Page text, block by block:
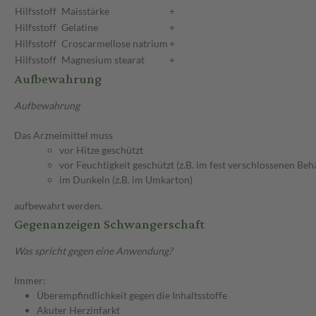
Hilfsstoff Maisstärke
+
Hilfsstoff Gelatine
+
Hilfsstoff Croscarmellose natrium +
Hilfsstoff Magnesium stearat +
Aufbewahrung
Aufbewahrung
Das Arzneimittel muss
vor Hitze geschützt
vor Feuchtigkeit geschützt (z.B. im fest verschlossenen
im Dunkeln (z.B. im Umkarton)
aufbewahrt werden.
Gegenanzeigen Schwangerschaft
Was spricht gegen eine Anwendung?
Immer:
Überempfindlichkeit gegen die Inhaltsstoffe
Akuter Herzinfarkt